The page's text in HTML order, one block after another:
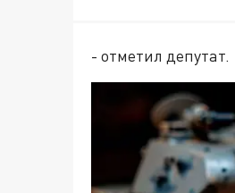
- отметил депутат.